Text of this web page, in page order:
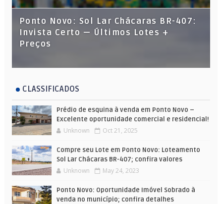
Ponto Novo: Sol Lar Chácaras BR-407:
Invista Certo — Últimos Lotes +
Preços
CLASSIFICADOS
Prédio de esquina à venda em Ponto Novo –
Excelente oportunidade comercial e residencial!
Unknown Oct 21, 2025
Compre seu Lote em Ponto Novo: Loteamento
Sol Lar Chácaras BR-407; confira valores
Unknown May 24, 2023
Ponto Novo: Oportunidade Imóvel Sobrado à
venda no município; confira detalhes